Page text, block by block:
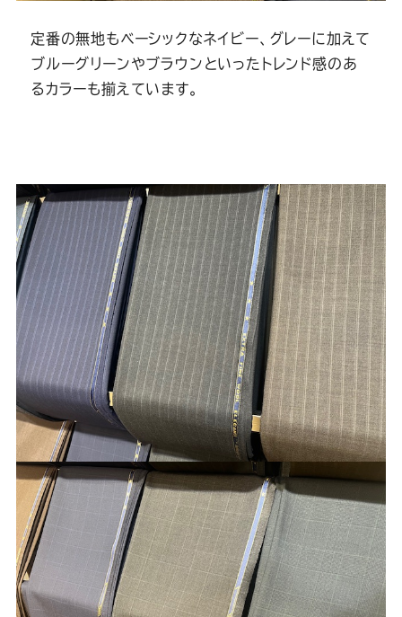
定番の無地もベーシックなネイビー、グレーに加えて
ブルーグリーンやブラウンといったトレンド感のあ
るカラーも揃えています。